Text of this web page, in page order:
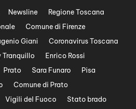
Newsline
Regione Toscana
Comune di Firenze
Giani
Coronavirus Toscana
Tranquillo
Enrico Rossi
Prato Sara Funaro
Pisa
Comune di Prato
Vigili del Fuoco
Stato brado